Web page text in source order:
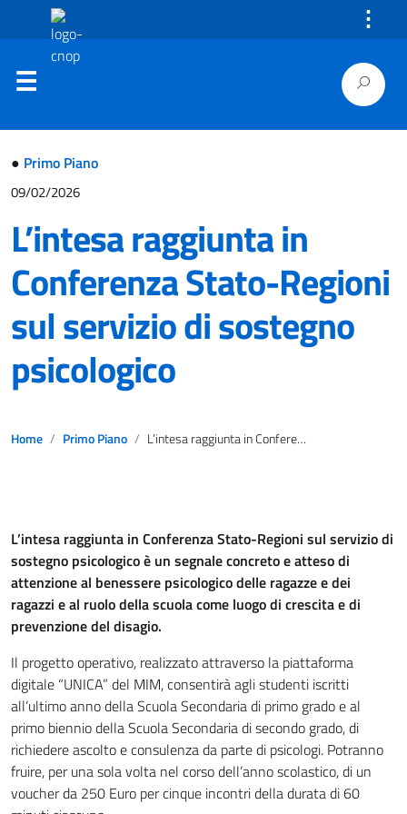
⋮
● Primo Piano
09/02/2026
L’intesa raggiunta in
Conferenza Stato-Regioni
sul servizio di sostegno
psicologico
Home Primo Piano L’intesa raggiunta in Conferenza Stato-Regioni sul servizio di sostegno psicologico
L’intesa raggiunta in Conferenza Stato-Regioni sul servizio di
sostegno psicologico è un segnale concreto e atteso di
attenzione al benessere psicologico delle ragazze e dei
ragazzi e al ruolo della scuola come luogo di crescita e di
prevenzione del disagio.
Il progetto operativo, realizzato attraverso la piattaforma
digitale “UNICA” del MIM, consentirà agli studenti iscritti
all’ultimo anno della Scuola Secondaria di primo grado e al
primo biennio della Scuola Secondaria di secondo grado, di
richiedere ascolto e consulenza da parte di psicologi. Potranno
fruire, per una sola volta nel corso dell’anno scolastico, di un
voucher da 250 Euro per cinque incontri della durata di 60